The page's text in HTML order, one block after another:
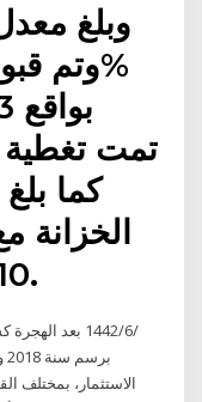
%وتم
كما
الخزانة
2.110 مليار دينار بحريني.
الاستثمار،